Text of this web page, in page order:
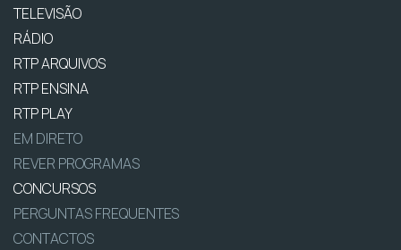
TELEVISÃO
RÁDIO
RTP ARQUIVOS
RTP ENSINA
RTP PLAY
EM DIRETO
REVER PROGRAMAS
CONCURSOS
PERGUNTAS FREQUENTES
CONTACTOS